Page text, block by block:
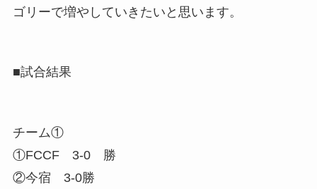
ゴリーで増やしていきたいと思います。
■試合結果
チーム①
①FCCF 3-0 勝
②今宿 3-0勝